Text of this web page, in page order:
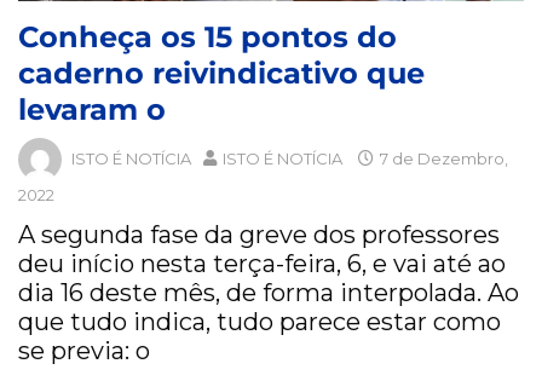
Conheça os 15 pontos do
caderno reivindicativo que
levaram o
ISTO É NOTÍCIA ISTO É NOTÍCIA
7 de Dezembro,
2022
A segunda fase da greve dos professores
deu início nesta terça-feira, 6, e vai até ao
dia 16 deste mês, de forma interpolada. Ao
que tudo indica, tudo parece estar como
se previa: o